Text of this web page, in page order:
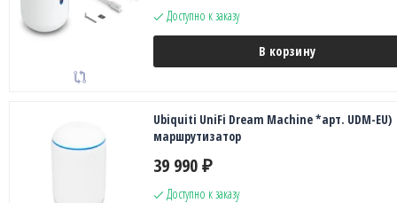
Доступно к заказу
В корзину
Ubiquiti UniFi Dream Machine *арт. UDM-EU)
маршрутизатор
39 990 ₽
Доступно к заказу